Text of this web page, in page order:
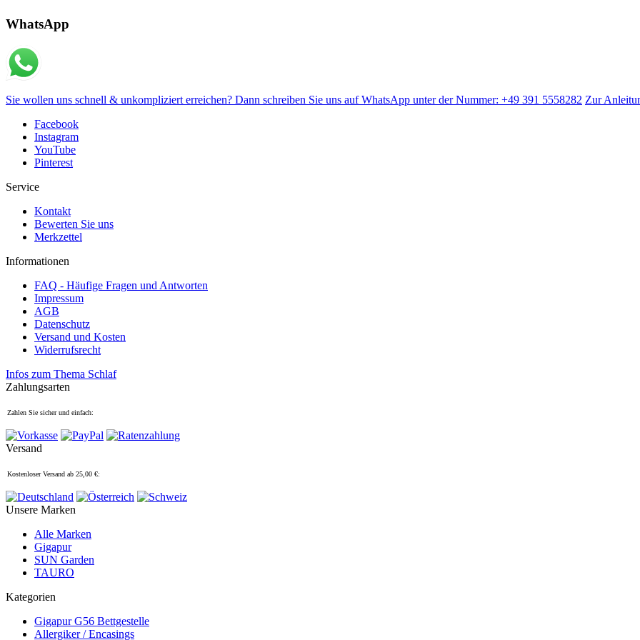
WhatsApp
Sie wollen uns schnell & unkompliziert erreichen? Dann schreiben Sie uns auf WhatsApp unter der Nummer: +49 391 5558282 Zur
Facebook
Instagram
YouTube
Pinterest
Service
Kontakt
Bewerten Sie uns
Merkzettel
Informationen
FAQ - Häufige Fragen und Antworten
Impressum
AGB
Datenschutz
Versand und Kosten
Widerrufsrecht
Infos zum Thema Schlaf
Zahlungsarten
Zahlen Sie sicher und einfach:
Versand
Kostenloser Versand ab 25,00 €:
Unsere Marken
Alle Marken
Gigapur
SUN Garden
TAURO
Kategorien
Gigapur G56 Bettgestelle
Allergiker / Encasings